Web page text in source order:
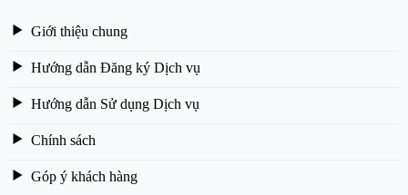
Giới thiệu chung
Hướng dẫn Đăng ký Dịch vụ
Hướng dẫn Sử dụng Dịch vụ
Chính sách
Góp ý khách hàng